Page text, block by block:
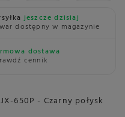
jeszcze dzisiaj
dostępny w magazynie
dostawa
cennik
650P - Czarny połysk